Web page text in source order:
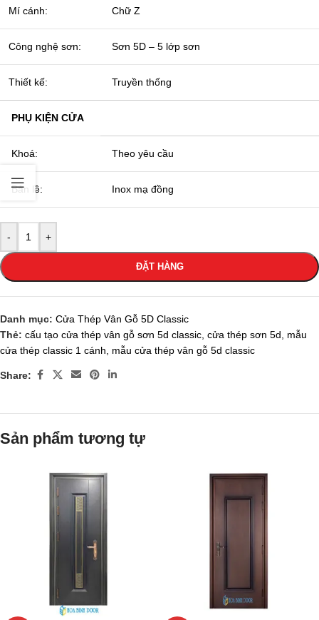
Mí cánh: Chữ Z
Công nghệ sơn: Sơn 5D – 5 lớp sơn
Thiết kế: Truyền thống
PHỤ KIỆN CỬA
Khoá: Theo yêu cầu
Bản lề: Inox mạ đồng
- +
ĐẶT HÀNG
Danh mục: Cửa Thép Vân Gỗ 5D Classic
Thẻ: cấu tạo cửa thép vân gỗ sơn 5d classic cửa thép sơn 5d
mẫu
cửa thép classic 1 cánh
mẫu cửa thép vân gỗ 5d classic
Share:
Sản phẩm tương tự